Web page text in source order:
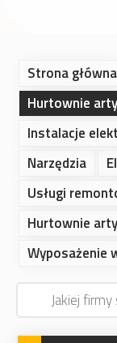
Strona główna
Hurtownie
Instalacje
Narzędzia
Usługi
Hurtownie
Wyposażenie